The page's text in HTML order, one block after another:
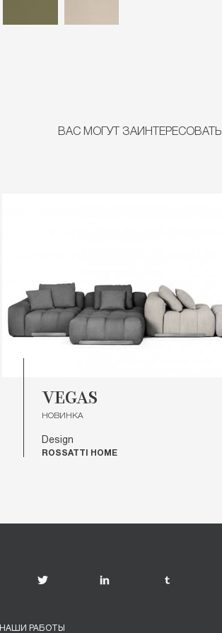
ВАС МОГУТ ЗАИНТЕРЕСОВАТЬ
VEGAS
НОВИНКА
Design
ROSSATTI HOME
НАШИ РАБОТЫ